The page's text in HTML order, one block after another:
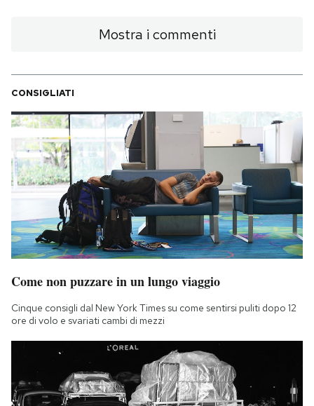
Mostra i commenti
CONSIGLIATI
Come non puzzare in un lungo viaggio
Cinque consigli dal New York Times su come sentirsi puliti dopo 12
ore di volo e svariati cambi di mezzi